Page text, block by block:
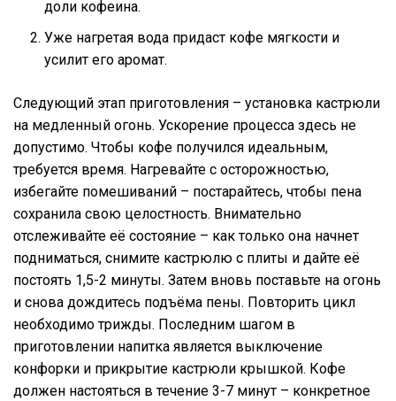
доли кофеина.
Уже нагретая вода придаст кофе мягкости и
усилит его аромат.
Следующий этап приготовления – установка кастрюли
на медленный огонь. Ускорение процесса здесь не
допустимо. Чтобы кофе получился идеальным,
требуется время. Нагревайте с осторожностью,
избегайте помешиваний – постарайтесь, чтобы пена
сохранила свою целостность. Внимательно
отслеживайте её состояние – как только она начнет
подниматься, снимите кастрюлю с плиты и дайте её
постоять 1,5-2 минуты. Затем вновь поставьте на огонь
и снова дождитесь подъёма пены. Повторить цикл
необходимо трижды. Последним шагом в
приготовлении напитка является выключение
конфорки и прикрытие кастрюли крышкой. Кофе
должен настояться в течение 3-7 минут – конкретное